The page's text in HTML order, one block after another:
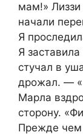
мам!»
начали
Я
Я заставила
стучал в
дрожал. —
Марла
сторону.
Прежде чем